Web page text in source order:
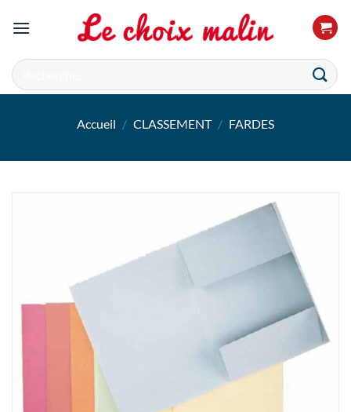
Recherche
pour :
Accueil / CLASSEMENT / FARDES